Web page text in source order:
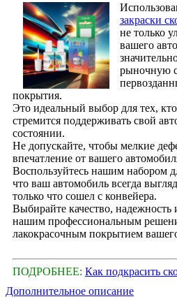
закраски
не только
вашего
рыночную
покрытия.
Это идеальный выбор для тех,
стремится поддерживать свой
состоянии.
Не допускайте, чтобы мелкие
впечатление от вашего
Воспользуйтесь нашим набором
что ваш автомобиль всегда
только что сошел с конвейера.
Выбирайте качество, надежность
нашим профессиональным
лакокрасочным покрытием
ПОДРОБНЕЕ: Как подкрасить
Дополнительное описание